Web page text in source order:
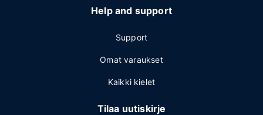
Help and support
Support
Omat varaukset
Kaikki kielet
Tilaa uutiskirje